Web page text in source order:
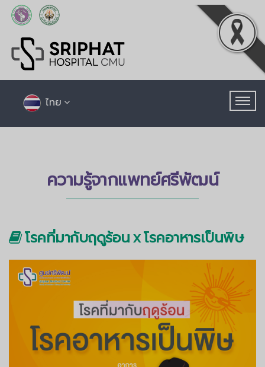
ไทย
ความรู้จากแพทย์ศรีพัฒน์
โรคที่มากับฤดูร้อน x โรคอาหารเป็นพิษ